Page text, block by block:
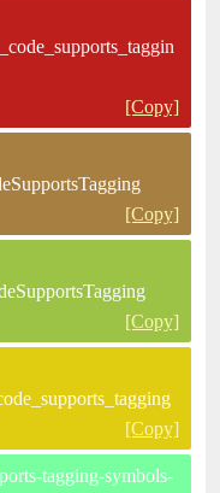
[Copy]
[Copy]
[Copy]
[Copy]
tagging-symbols-